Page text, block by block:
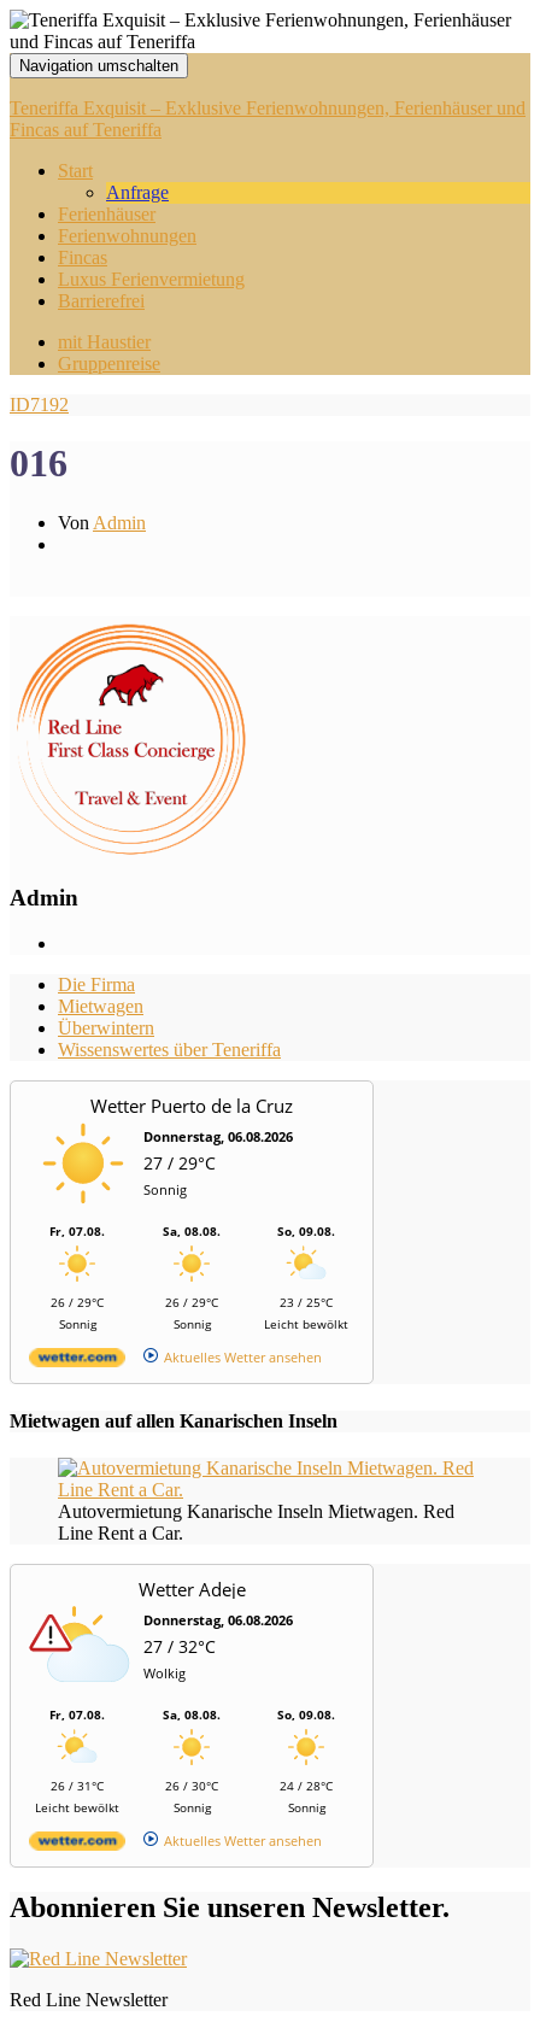
Navigation umschalten
Teneriffa Exquisit – Exklusive Ferienwohnungen, Ferienhäuser und
Fincas auf Teneriffa
Start
Anfrage
Ferienhäuser
Ferienwohnungen
Fincas
Luxus Ferienvermietung
Barrierefrei
mit Haustier
Gruppenreise
ID7192
016
Von Admin
Admin
Die Firma
Mietwagen
Überwintern
Wissenswertes über Teneriffa
Wetter Puerto de la Cruz
Donnerstag, 06.08.2026
27 / 29°C
Sonnig
Fr, 07.08.
26 / 29°C
Sonnig
Sa, 08.08.
26 / 29°C
Sonnig
So, 09.08.
23 / 25°C
Leicht bewölkt
Aktuelles Wetter ansehen
Mietwagen auf allen Kanarischen Inseln
Autovermietung Kanarische Inseln Mietwagen. Red
Line Rent a Car.
Wetter Adeje
Donnerstag, 06.08.2026
27 / 32°C
Wolkig
Fr, 07.08.
26 / 31°C
Leicht bewölkt
Sa, 08.08.
26 / 30°C
Sonnig
So, 09.08.
24 / 28°C
Sonnig
Aktuelles Wetter ansehen
Abonnieren Sie unseren Newsletter.
Red Line Newsletter